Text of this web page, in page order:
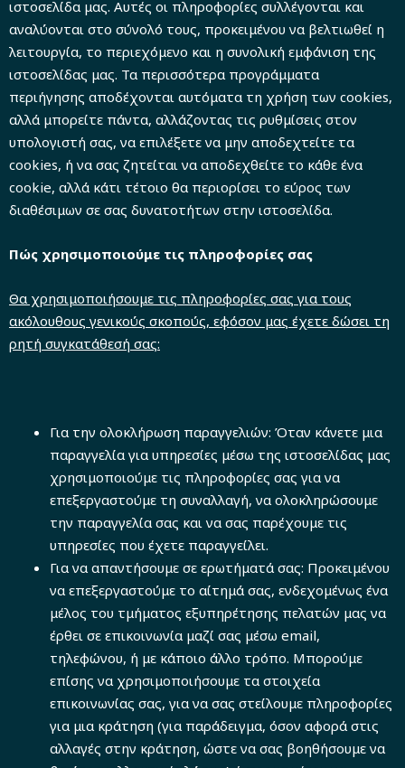
ιστοσελίδα μας. Αυτές οι πληροφορίες συλλέγονται και
αναλύονται στο σύνολό τους, προκειμένου να βελτιωθεί η
λειτουργία, το περιεχόμενο και η συνολική εμφάνιση της
ιστοσελίδας μας. Τα περισσότερα προγράμματα
περιήγησης αποδέχονται αυτόματα τη χρήση των cookies,
αλλά μπορείτε πάντα, αλλάζοντας τις ρυθμίσεις στον
υπολογιστή σας, να επιλέξετε να μην αποδεχτείτε τα
cookies, ή να σας ζητείται να αποδεχθείτε το κάθε ένα
cookie, αλλά κάτι τέτοιο θα περιορίσει το εύρος των
διαθέσιμων σε σας δυνατοτήτων στην ιστοσελίδα.
Πώς χρησιμοποιούμε τις πληροφορίες σας
Θα χρησιμοποιήσουμε τις πληροφορίες σας για τους
ακόλουθους γενικούς σκοπούς, εφόσον μας έχετε δώσει τη
ρητή συγκατάθεσή σας:
Για την ολοκλήρωση παραγγελιών: Όταν κάνετε μια
παραγγελία για υπηρεσίες μέσω της ιστοσελίδας μας
χρησιμοποιούμε τις πληροφορίες σας για να
επεξεργαστούμε τη συναλλαγή, να ολοκληρώσουμε
την παραγγελία σας και να σας παρέχουμε τις
υπηρεσίες που έχετε παραγγείλει.
Για να απαντήσουμε σε ερωτήματά σας: Προκειμένου
να επεξεργαστούμε το αίτημά σας, ενδεχομένως ένα
μέλος του τμήματος εξυπηρέτησης πελατών μας να
έρθει σε επικοινωνία μαζί σας μέσω email,
τηλεφώνου, ή με κάποιο άλλο τρόπο. Μπορούμε
επίσης να χρησιμοποιήσουμε τα στοιχεία
επικοινωνίας σας, για να σας στείλουμε πληροφορίες
για μια κράτηση (για παράδειγμα, όσον αφορά στις
αλλαγές στην κράτηση, ώστε να σας βοηθήσουμε να